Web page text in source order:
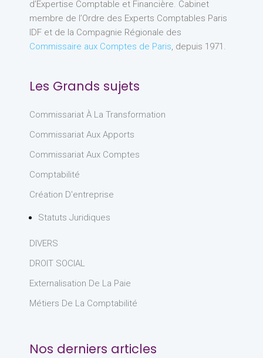
d’Expertise Comptable et Financière. Cabinet
membre de l’Ordre des Experts Comptables Paris
IDF et de la Compagnie Régionale des
Commissaire aux Comptes de Paris , depuis 1971.
Les Grands sujets
Commissariat À La Transformation
Commissariat Aux Apports
Commissariat Aux Comptes
Comptabilité
Création D'entreprise
Statuts Juridiques
DIVERS
DROIT SOCIAL
Externalisation De La Paie
Métiers De La Comptabilité
Nos derniers articles